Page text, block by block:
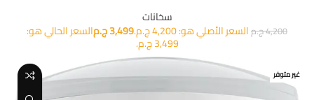
سخانات
4,200ج.مالسعر الأصلي هو: 4,200 ج.م. 3,499ج.مالسعر الحالي هو:
3,499 ج.م.
غير متوفر